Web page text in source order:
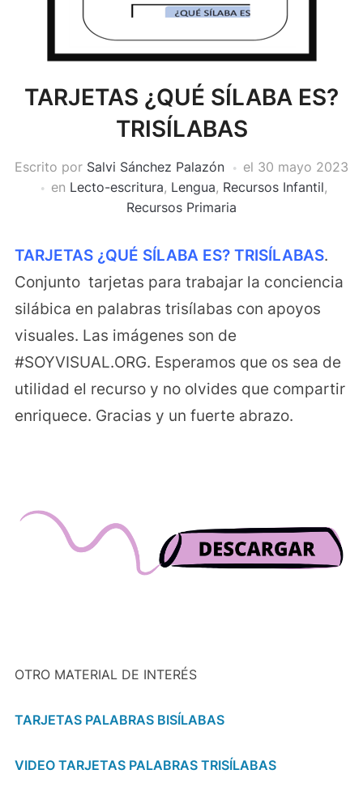
TARJETAS ¿QUÉ SÍLABA ES?
TRISÍLABAS
Escrito por Salvi Sánchez Palazón el 30 mayo 2023
en Lecto-escritura, Lengua, Recursos Infantil,
Recursos Primaria
TARJETAS ¿QUÉ SÍLABA ES? TRISÍLABAS.
Conjunto tarjetas para trabajar la conciencia
silábica en palabras trisílabas con apoyos
visuales. Las imágenes son de
#SOYVISUAL.ORG. Esperamos que os sea de
utilidad el recurso y no olvides que compartir
enriquece. Gracias y un fuerte abrazo.
OTRO MATERIAL DE INTERÉS
TARJETAS PALABRAS BISÍLABAS
VIDEO TARJETAS PALABRAS TRISÍLABAS